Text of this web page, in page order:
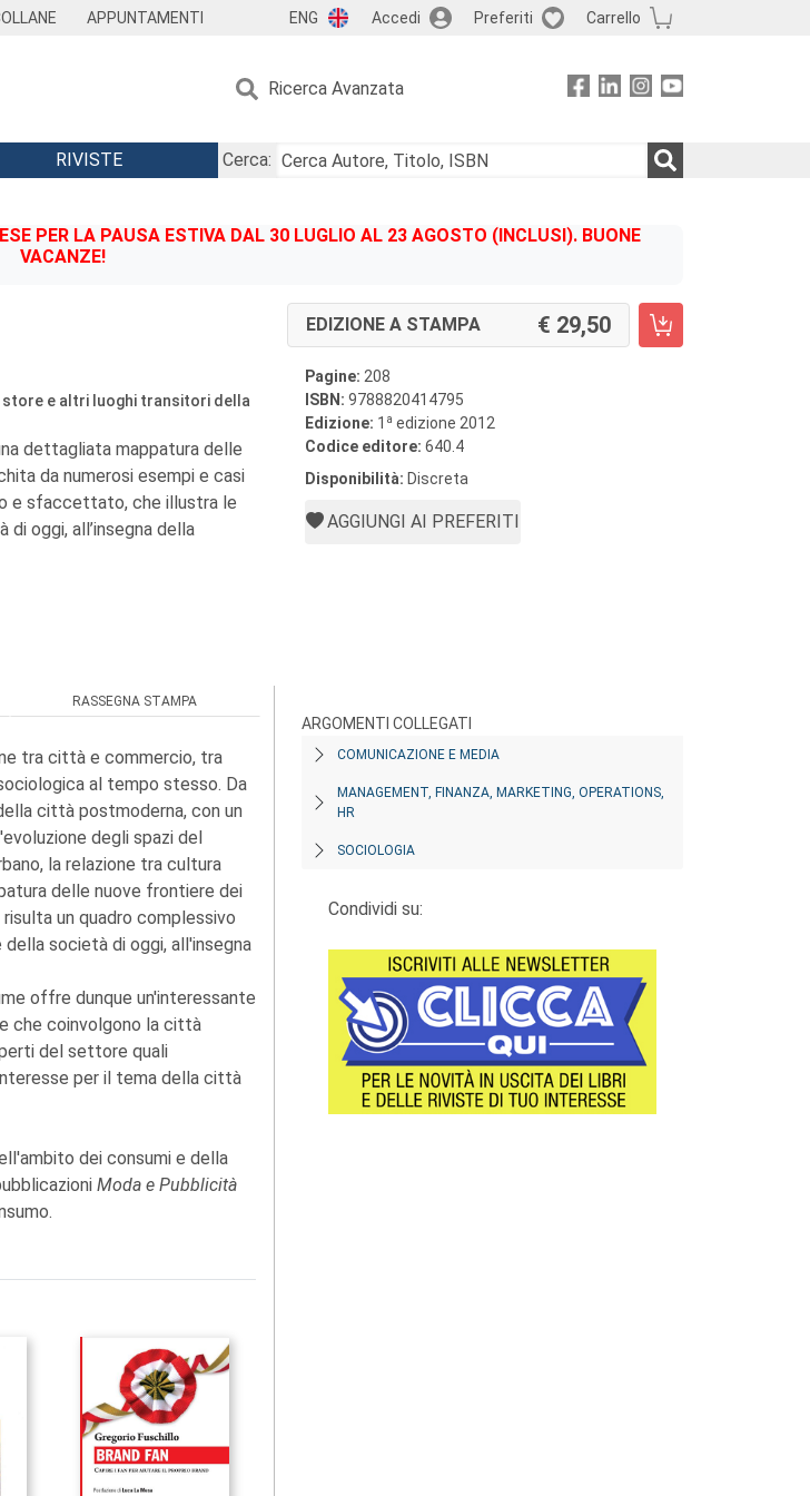
APPUNTAMENTI ENG Accedi Preferiti Carrello
Ricerca Avanzata
RIVISTE
Cerca:
PER LA PAUSA ESTIVA DAL 30 LUGLIO AL 23 AGOSTO (INCLUSI). BUONE
VACANZE!
e altri luoghi transitori della
dettagliata mappatura delle
da numerosi esempi e casi
e sfaccettato, che illustra le
oggi, all’insegna della
EDIZIONE A STAMPA 29,50
Pagine: 208
ISBN: 9788820414795
Edizione: 1 a edizione 2012
Codice editore: 640.4
Disponibilità: Discreta
AGGIUNGI AI PREFERITI
RASSEGNA STAMPA
tra città e commercio, tra
al tempo stesso. Da
città postmoderna, con un
degli spazi del
la relazione tra cultura
delle nuove frontiere dei
un quadro complessivo
società di oggi, all'insegna
offre dunque un'interessante
che coinvolgono la città
del settore quali
per il tema della città
dei consumi e della
Moda e Pubblicità
ARGOMENTI COLLEGATI
COMUNICAZIONE E MEDIA
MANAGEMENT, FINANZA, MARKETING, OPERATIONS,
HR
SOCIOLOGIA
Condividi su: